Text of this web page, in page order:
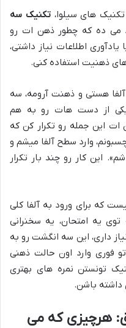
های سیلوا،تکنیک سه
ده که چطور ذهن ات رو
اطلاعات نیاز داشتی،
ذهنیت استفاده کنی.
هستی و ذهنت آرومه، سه
از دست هات رو به هم
ات این جمله رو تکرار کن که
وارد سطح آلفا میشم و
این کار رو چند بار تکرار
که برای ورود به آلفا کلی
یه امتحان، یه سخنرانی
داری، این سه انگشت رو به
فوری وارد اون حالت ذهنی
تونستن نمره های بهتری
داشته باشن.
هرچیزی که می